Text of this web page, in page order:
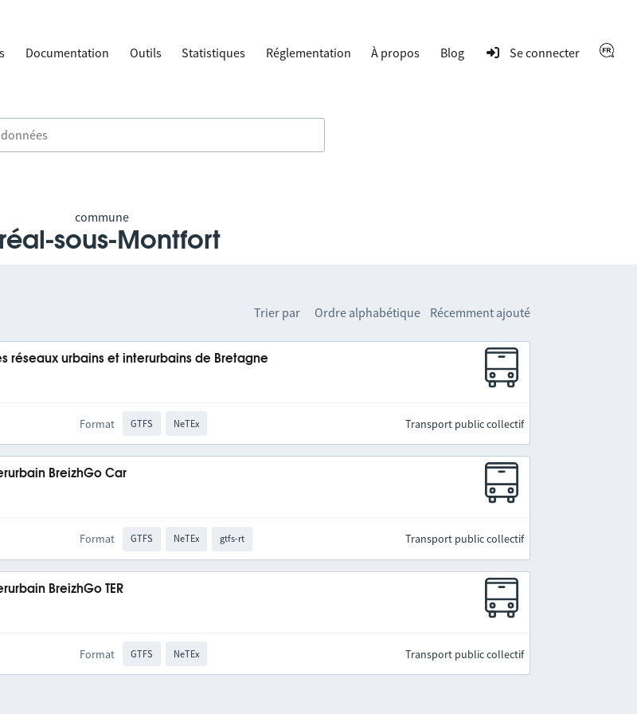
Documentation Outils Statistiques Réglementation À propos Blog Se connecter
commune
sous-Montfort
Trier par Ordre alphabétique Récemment ajouté
réseaux urbains et interurbains de Bretagne
Format GTFS NeTEx Transport public collectif
BreizhGo Car
Format GTFS NeTEx gtfs-rt Transport public collectif
BreizhGo TER
Format GTFS NeTEx Transport public collectif